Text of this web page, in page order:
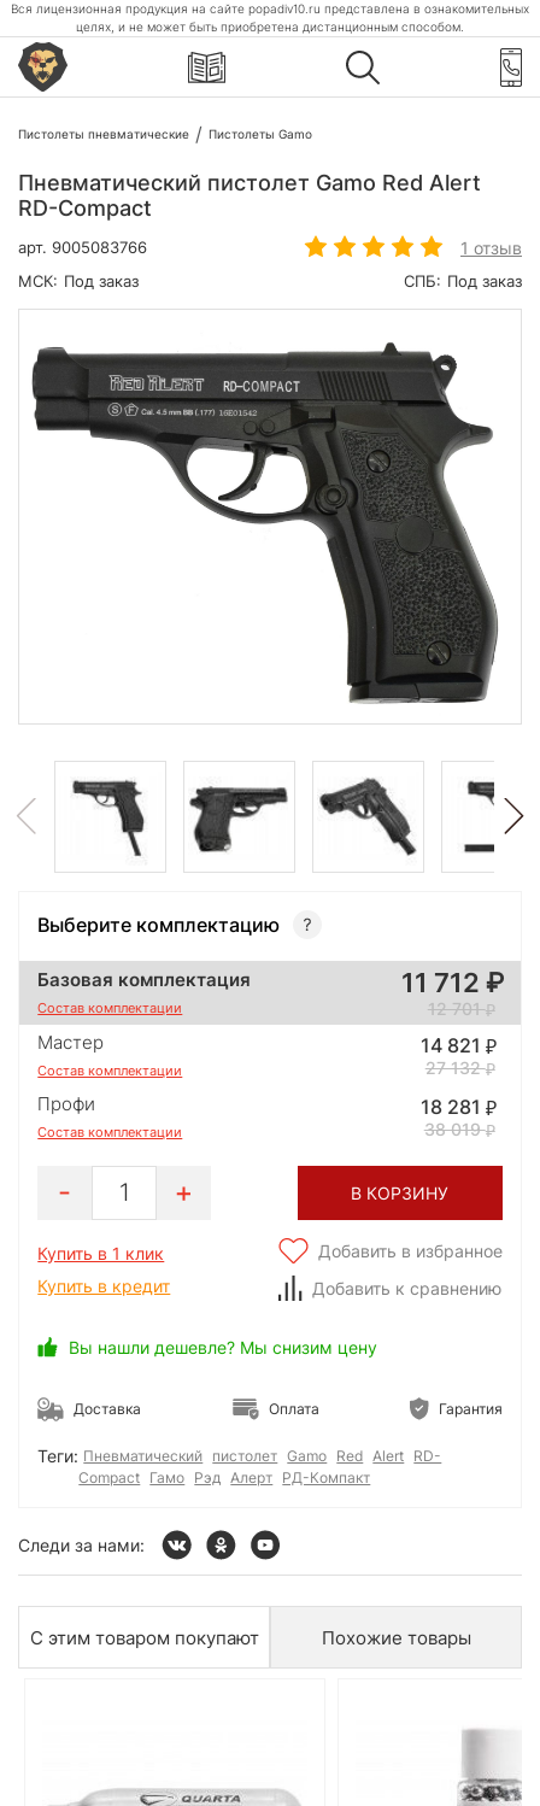
Вся лицензионная продукция на сайте popadiv10.ru представлена в ознакомительных
целях, и не может быть приобретена дистанционным способом.
Пистолеты пневматические Пистолеты Gamo
Пневматический пистолет Gamo Red Alert
RD-Compact
арт. 9005083766 1 отзыв
МСК: Под заказ СПБ: Под заказ
Выберите комплектацию
Базовая комплектация
Состав комплектации
11 712
12 701
Мастер
Состав комплектации
14 821
27 132
Профи
Состав комплектации
18 281
38 019
1 В КОРЗИНУ
Купить в 1 клик
Купить в кредит
Добавить в избранное
Добавить к сравнению
Вы нашли дешевле? Мы снизим цену
Доставка Оплата Гарантия
Теги: Пневматический пистолет Gamo Red Alert RD-
Compact Гамо Рэд Алерт РД-Компакт
Следи за нами:
С этим товаром покупают Похожие товары